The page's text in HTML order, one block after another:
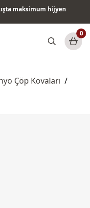
maksimum hijyen
0
Çöp Kovaları /